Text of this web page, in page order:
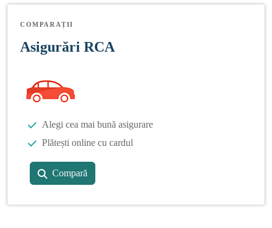
COMPARAȚII
Asigurări RCA
Alegi cea mai bună asigurare
Plătești online cu cardul
Compară